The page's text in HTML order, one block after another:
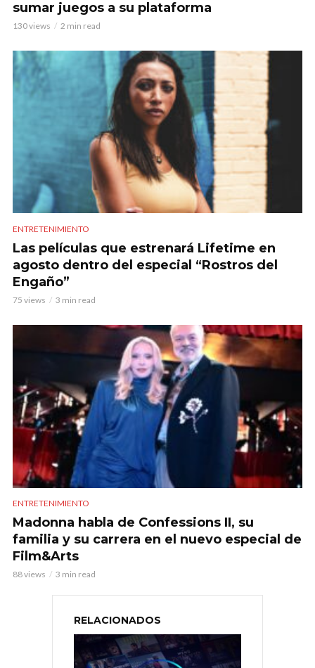
sumar juegos a su plataforma
130 views 2 min read
ENTRETENIMIENTO
Las películas que estrenará Lifetime en
agosto dentro del especial “Rostros del
Engaño”
75 views 3 min read
ENTRETENIMIENTO
Madonna habla de Confessions II, su
familia y su carrera en el nuevo especial de
Film&Arts
88 views 3 min read
RELACIONADOS